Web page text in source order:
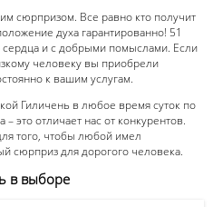
сюрпризом. Все равно кто получит
духа гарантированно! 51
сердца и с добрыми помыслами. Если
человеку вы приобрели
к вашим услугам.
Гиличень в любое время суток по
это отличает нас от конкурентов.
того, чтобы любой имел
сюрприз для дорогого человека.
в выборе